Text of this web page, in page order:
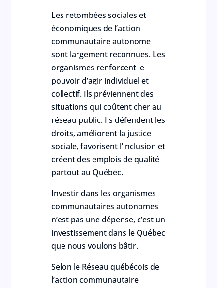
Les retombées sociales et
économiques de l’action
communautaire autonome
sont largement reconnues. Les
organismes renforcent le
pouvoir d’agir individuel et
collectif. Ils préviennent des
situations qui coûtent cher au
réseau public. Ils défendent les
droits, améliorent la justice
sociale, favorisent l’inclusion et
créent des emplois de qualité
partout au Québec.
Investir dans les organismes
communautaires autonomes
n’est pas une dépense, c’est un
investissement dans le Québec
que nous voulons bâtir.
Selon le Réseau québécois de
l’action communautaire